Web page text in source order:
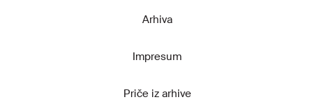
Arhiva
Impresum
Priče iz arhive